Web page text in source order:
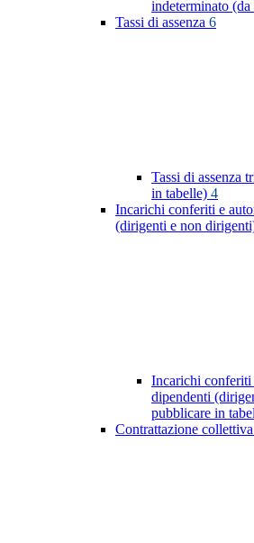
indeterminato
Tassi di assenza 6
Tassi di assenza
in tabelle) 4
Incarichi conferiti e
(dirigenti e non
Incarichi conferiti
dipendenti
pubblicare in
Contrattazione collettiva